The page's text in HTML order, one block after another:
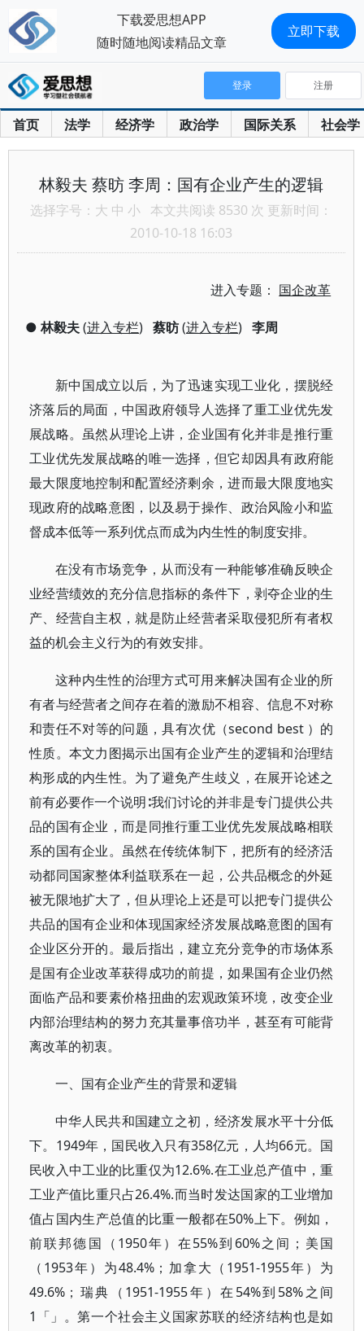
首页 法学 经济学 政治学 国际关系 社会学
登录 注册
林毅夫 蔡昉 李周：国有企业产生的逻辑
选择字号： 大 中 小 本文共阅读 8530 次 更新时间：
2010-10-18 16:03
进入专题： 国企改革
●林毅夫(进入专栏) 蔡昉(进入专栏) 李周
新中国成立以后，为了迅速实现工业化，摆脱经
济落后的局面，中国政府领导人选择了重工业优先发
展战略。虽然从理论上讲，企业国有化并非是推行重
工业优先发展战略的唯一选择，但它却因具有政府能
最大限度地控制和配置经济剩余，进而最大限度地实
现政府的战略意图，以及易于操作、政治风险小和监
督成本低等一系列优点而成为内生性的制度安排。
在没有市场竞争，从而没有一种能够准确反映企
业经营绩效的充分信息指标的条件下，剥夺企业的生
产、经营自主权，就是防止经营者采取侵犯所有者权
益的机会主义行为的有效安排。
这种内生性的治理方式可用来解决国有企业的所
有者与经营者之间存在着的激励不相容、信息不对称
和责任不对等的问题，具有次优（second best ）的
性质。本文力图揭示出国有企业产生的逻辑和治理结
构形成的内生性。为了避免产生歧义，在展开论述之
前有必要作一个说明∶我们讨论的并非是专门提供公共
品的国有企业，而是同推行重工业优先发展战略相联
系的国有企业。虽然在传统体制下，把所有的经济活
动都同国家整体利益联系在一起，公共品概念的外延
被无限地扩大了，但从理论上还是可以把专门提供公
共品的国有企业和体现国家经济发展战略意图的国有
企业区分开的。最后指出，建立充分竞争的市场体系
是国有企业改革获得成功的前提，如果国有企业仍然
面临产品和要素价格扭曲的宏观政策环境，改变企业
内部治理结构的努力充其量事倍功半，甚至有可能背
离改革的初衷。
一、国有企业产生的背景和逻辑
中华人民共和国建立之初，经济发展水平十分低
下。1949年，国民收入只有358亿元，人均66元。国
民收入中工业的比重仅为12.6%.在工业总产值中，重
工业产值比重只占26.4%.而当时发达国家的工业增加
值占国内生产总值的比重一般都在50%上下。例如，
前联邦德国（1950年）在55%到60%之间；美国
（1953年）为48.4%；加拿大（1951-1955年）为
49.6%；瑞典（1951-1955年）在54%到58%之间
1「」。第一个社会主义国家苏联的经济结构也是如
下载爱思想APP
随时随地阅读精品文章
立即下载